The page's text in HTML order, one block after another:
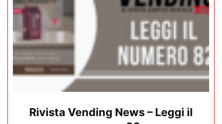
Rivista Vending News – Leggi il